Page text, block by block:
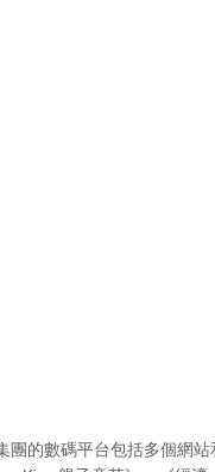
團的數碼平台包括多個網站